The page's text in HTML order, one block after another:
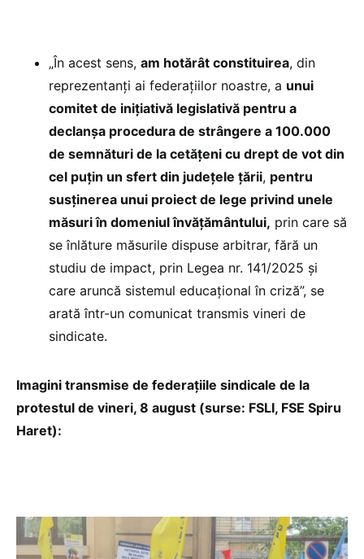
„În acest sens, am hotărât constituirea, din
reprezentanți ai federațiilor noastre, a unui
comitet de inițiativă legislativă pentru a
declanșa procedura de strângere a 100.000
de semnături de la cetățeni cu drept de vot din
cel puțin un sfert din județele țării, pentru
susținerea unui proiect de lege privind unele
măsuri în domeniul învățământului, prin care să
se înlăture măsurile dispuse arbitrar, fără un
studiu de impact, prin Legea nr. 141/2025 și
care aruncă sistemul educațional în criză”, se
arată într-un comunicat transmis vineri de
sindicate.
Imagini transmise de federațiile sindicale de la
protestul de vineri, 8 august (surse: FSLI, FSE Spiru
Haret):